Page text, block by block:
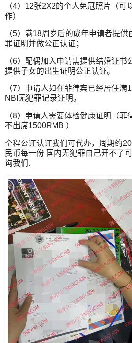
（4）12张2X2的个人免冠照片（可
作）
（5）满18周岁后的成年申请者提
罪证明并做公正认证；
（6）配偶加入申请需提供结婚证
提供子女的出生证明公正认证。
（7）申请人如在菲律宾已经居住满
NBI无犯罪记录证明。
（8）申请人需要体检健康证明（菲
不出席1500RMB ）
全程公证认证我们可代办，周期约
民币每一份 国内无犯罪自己开不了
询我们.